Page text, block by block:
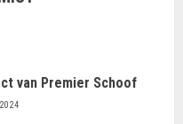
van Premier Schoof